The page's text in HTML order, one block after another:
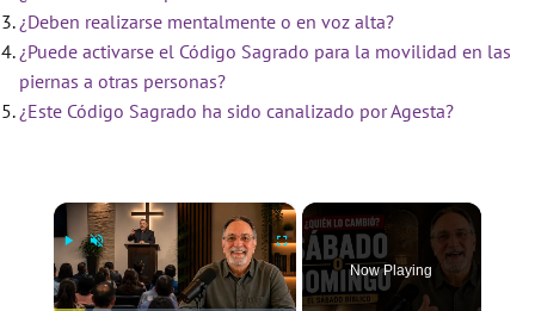
¿Deben realizarse mentalmente o en voz alta?
¿Puede activarse el Código Sagrado para la movilidad en las
piernas a otras personas?
¿Este Código Sagrado ha sido canalizado por Agesta?
×
Now Playing